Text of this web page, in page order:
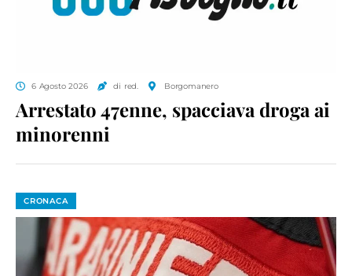
6 Agosto 2026 di red. Borgomanero
Arrestato 47enne, spacciava droga ai
minorenni
CRONACA